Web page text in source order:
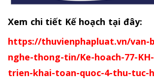
Xem chi tiết Kế hoạch tại đây:
https://thuvienphapluat.vn/van-
nghe-thong-tin/Ke-hoach-77-KH-
trien-khai-toan-quoc-4-thu-tuc-